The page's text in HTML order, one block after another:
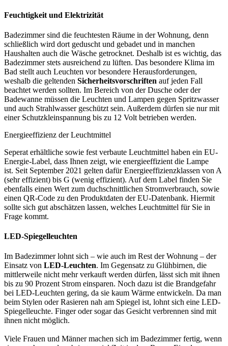
Feuchtigkeit und Elektrizität
Badezimmer sind die feuchtesten Räume in der Wohnung, denn
schließlich wird dort geduscht und gebadet und in manchen
Haushalten auch die Wäsche getrocknet. Deshalb ist es wichtig, das
Badezimmer stets ausreichend zu lüften. Das besondere Klima im
Bad stellt auch Leuchten vor besondere Herausforderungen,
weshalb die geltenden Sicherheitsvorschriften auf jeden Fall
beachtet werden sollten. Im Bereich von der Dusche oder der
Badewanne müssen die Leuchten und Lampen gegen Spritzwasser
und auch Strahlwasser geschützt sein. Außerdem dürfen sie nur mit
einer Schutzkleinspannung bis zu 12 Volt betrieben werden.
Energieeffizienz der Leuchtmittel
Seperat erhältliche sowie fest verbaute Leuchtmittel haben ein EU-
Energie-Label, dass Ihnen zeigt, wie energieeffizient die Lampe
ist. Seit September 2021 gelten dafür Energieeffizienzklassen von A
(sehr effizient) bis G (wenig effizient). Auf dem Label finden Sie
ebenfalls einen Wert zum duchschnittlichen Stromverbrauch, sowie
einen QR-Code zu den Produktdaten der EU-Datenbank. Hiermit
sollte sich gut abschätzen lassen, welches Leuchtmittel für Sie in
Frage kommt.
LED-Spiegelleuchten
Im Badezimmer lohnt sich – wie auch im Rest der Wohnung – der
Einsatz von LED-Leuchten. Im Gegensatz zu Glühbirnen, die
mittlerweile nicht mehr verkauft werden dürfen, lässt sich mit ihnen
bis zu 90 Prozent Strom einsparen. Noch dazu ist die Brandgefahr
bei LED-Leuchten gering, da sie kaum Wärme entwickeln. Da man
beim Stylen oder Rasieren nah am Spiegel ist, lohnt sich eine LED-
Spiegelleuchte. Finger oder sogar das Gesicht verbrennen sind mit
ihnen nicht möglich.
Viele Frauen und Männer machen sich im Badezimmer fertig, wenn